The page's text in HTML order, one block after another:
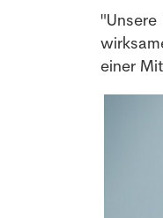
einer